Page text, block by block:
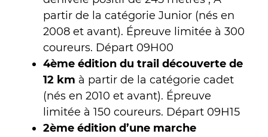
partir de la catégorie Junior (nés en
2008 et avant). Épreuve limitée à 300
coureurs. Départ 09H00
4ème édition du trail découverte de
12 km à partir de la catégorie cadet
(nés en 2010 et avant). Épreuve
limitée à 150 coureurs. Départ 09H15
2ème édition d’une marche